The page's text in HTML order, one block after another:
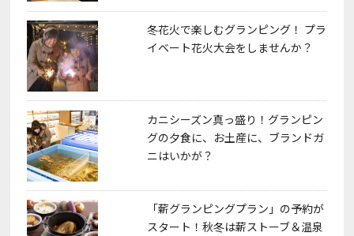
冬花火で楽しむグランピング！ プラ
イベート花火大会をしませんか？
カニシーズン真っ盛り！グランピン
グの夕食に、お土産に、ブランドガ
ニはいかが？
「薪グランピングプラン」の予約が
スタート！秋冬は薪ストーブ＆温泉